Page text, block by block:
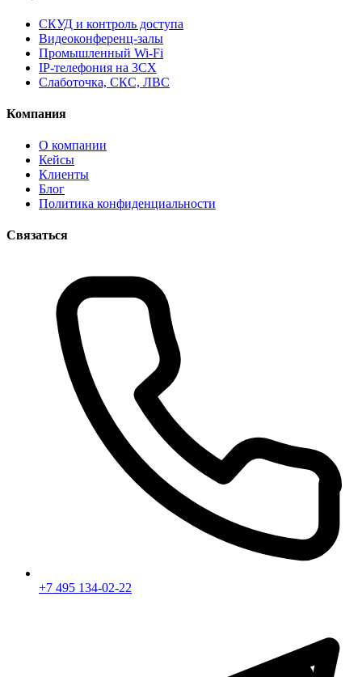
СКУД и контроль доступа
Видеоконференц-залы
Промышленный Wi-Fi
IP-телефония на 3CX
Слаботочка, СКС, ЛВС
Компания
О компании
Кейсы
Клиенты
Блог
Политика конфиденциальности
Связаться
+7 495 134-02-22